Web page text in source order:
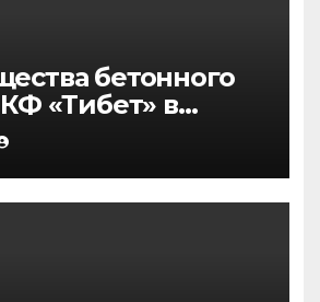
бетонного
«Тибет» в
и Волжском